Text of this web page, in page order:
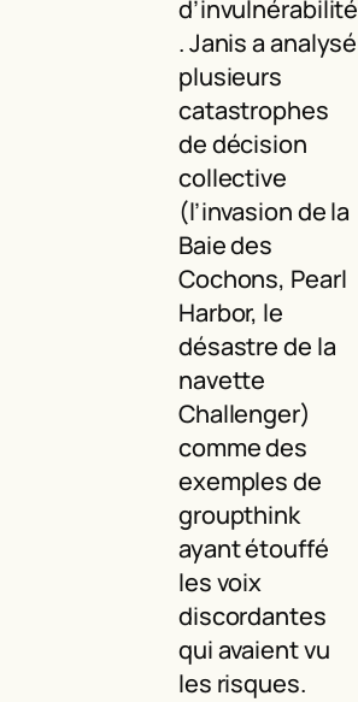
d’invulnérabilité
. Janis a analysé
plusieurs
catastrophes
de décision
collective
(l’invasion de la
Baie des
Cochons, Pearl
Harbor, le
désastre de la
navette
Challenger)
comme des
exemples de
groupthink
ayant étouffé
les voix
discordantes
qui avaient vu
les risques.